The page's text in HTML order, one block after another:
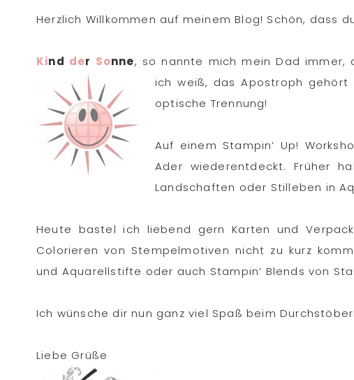
Herzlich Willkommen auf meinem Blog! Schön, dass
Kind der Sonne, so nannte mich mein Dad immer,
ich weiß, das Apostroph
optische Trennung!
Auf einem Stampin‘ Up!
Ader wiederentdeckt. Früher
Landschaften oder Stilleben in
Heute bastel ich liebend gern Karten und
Colorieren von Stempelmotiven nicht zu kurz
und Aquarellstifte oder auch Stampin‘ Blends von
Ich wünsche dir nun ganz viel Spaß beim
Liebe Grüße